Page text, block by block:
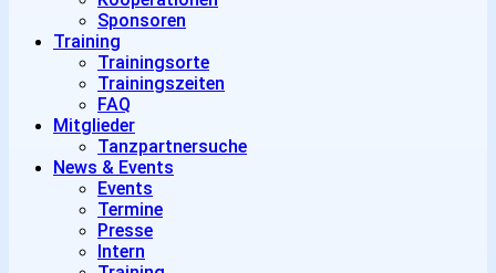
Sponsoren
Training
Trainingsorte
Trainingszeiten
FAQ
Mitglieder
Tanzpartnersuche
News & Events
Events
Termine
Presse
Intern